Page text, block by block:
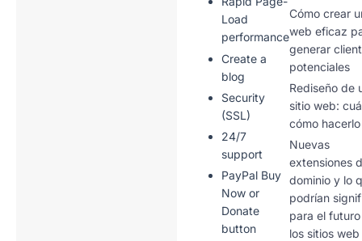
Load
performance
Create a
blog
Security
(SSL)
24/7
support
PayPal Buy
Now or
Donate
button
Cómo crear
web eficaz
generar
potenciales
Rediseño de
sitio web:
cómo hacerlo
Nuevas
extensiones
dominio y lo
podrían
para el
los sitios web